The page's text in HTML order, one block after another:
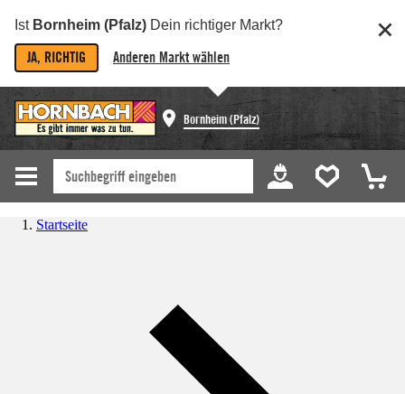
Ist Bornheim (Pfalz) Dein richtiger Markt?
JA, RICHTIG Anderen Markt wählen
Bornheim (Pfalz)
Startseite